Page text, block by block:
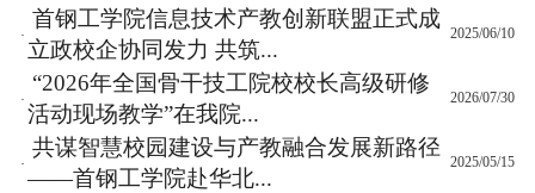
·
首钢工学院信息技术产教创新联盟正式成
立政校企协同发力 共筑...
2025/06/10
·
“2026年全国骨干技工院校校长高级研修
活动现场教学”在我院...
2026/07/30
·
共谋智慧校园建设与产教融合发展新路径
——首钢工学院赴华北...
2025/05/15